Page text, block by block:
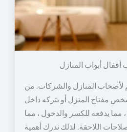
أقفال أبواب المنازل
لأصحاب المنازل والشركات. من
مفتاح المنزل أو يتركه داخل
مما يدفعه للكسر والدخول ، مما
اللاحقة. لذلك ندرك أهمية